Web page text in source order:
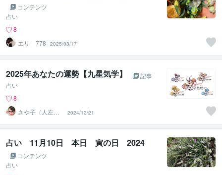
コンテンツ
占い
8
エリ 778
2025/03/17
2025年あなたの運勢【九星気学】
記事
占い
8
さや子（人左綾
星）
2024/12/21
占い 11月10日 本日 寅の日 2024
コンテンツ
占い